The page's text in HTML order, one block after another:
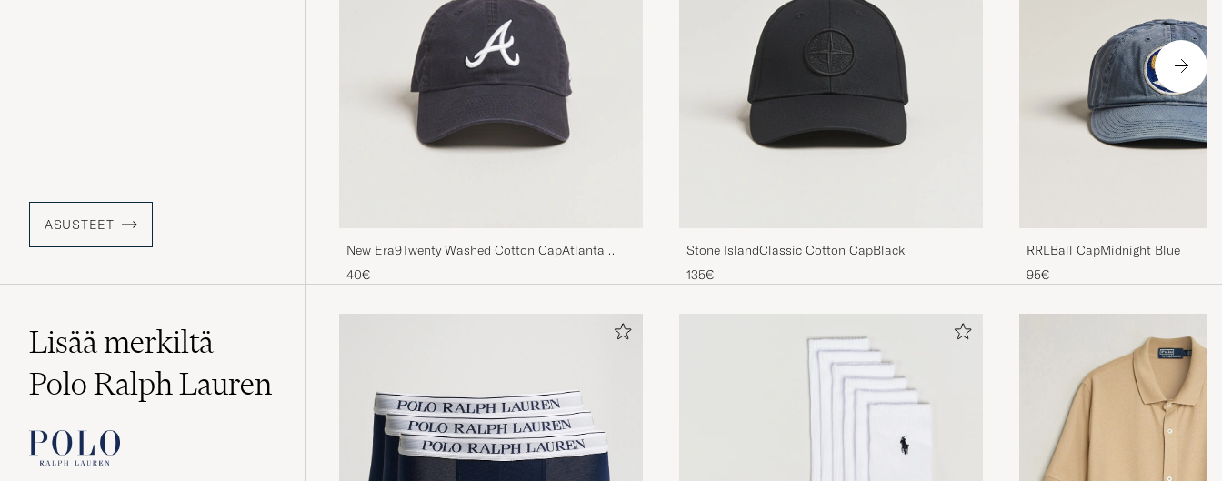
ASUSTEET
New Era9Twenty Washed Cotton CapAtlanta
Braves
40€
Stone IslandClassic Cotton CapBlack
135€
RRLBall CapMidnight Blue
95€
Lisää merkiltä
Polo Ralph Lauren